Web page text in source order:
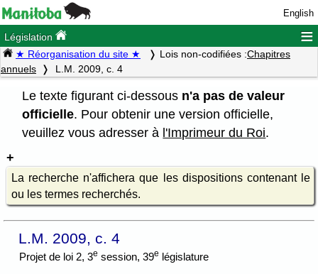
English
Législation ≡
★ Réorganisation du site ★ Lois non-codifiées :Chapitres
annuels
L.M. 2009, c. 4
Le texte figurant ci-dessous n'a pas de valeur
officielle. Pour obtenir une version officielle,
veuillez vous adresser à l'Imprimeur du Roi.
La recherche n'affichera que les dispositions contenant le
ou les termes recherchés.
L.M. 2009, c. 4
Projet de loi 2, 3e session, 39e législature